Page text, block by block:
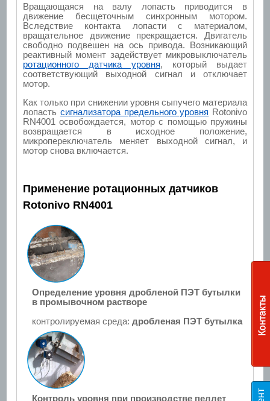
Вращающаяся на валу лопасть приводится в
движение бесщеточным синхронным мотором.
Вследствие контакта лопасти с материалом,
вращательное движение прекращается. Двигатель
свободно подвешен на ось привода. Возникающий
реактивный момент задействует микровыключатель
ротационного датчика уровня, который выдает
соответствующий выходной сигнал и отключает
мотор.
Как только при снижении уровня сыпучего материала
лопасть сигнализатора предельного уровня Rotonivo
RN4001 освобождается, мотор с помощью пружины
возвращается в исходное положение,
микропереключатель меняет выходной сигнал, и
мотор снова включается.
Применение ротационных датчиков
Rotonivo RN4001
Определение уровня дробленой ПЭТ бутылки
в промывочном растворе
контролируемая среда: дробленая ПЭТ бутылка
Контроль уровня при производстве пеллет